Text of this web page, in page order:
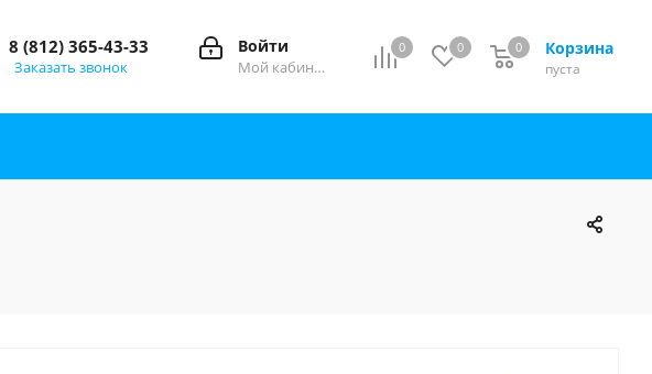
0 0 Корзина
0
пуста
0
Войти
Мой кабинет
8 (812) 365-43-33
Заказать звонок